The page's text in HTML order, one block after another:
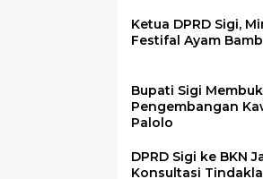
Ketua DPRD Sigi,
Festifal Ayam
Bupati Sigi
Pengembangan
Palolo
DPRD Sigi ke BKN
Konsultasi